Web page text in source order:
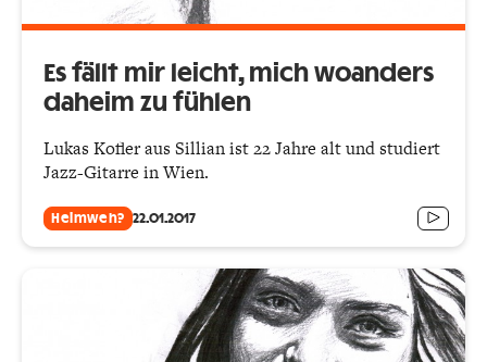
Es fällt mir leicht, mich woanders
daheim zu fühlen
Lukas Kofler aus Sillian ist 22 Jahre alt und studiert
Jazz-Gitarre in Wien.
Heimweh? 22.01.2017